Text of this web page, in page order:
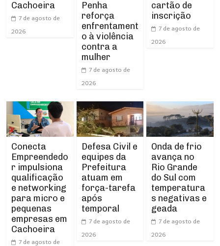
Cachoeira
7 de agosto de
2026
Penha
reforça
enfrentament
o à violência
contra a
mulher
7 de agosto de
2026
cartão de
inscrição
7 de agosto de
2026
Conecta
Empreendedo
r impulsiona
qualificação
e networking
para micro e
pequenas
empresas em
Cachoeira
7 de agosto de
Defesa Civil e
equipes da
Prefeitura
atuam em
força-tarefa
após
temporal
7 de agosto de
2026
Onda de frio
avança no
Rio Grande
do Sul com
temperatura
s negativas e
geada
7 de agosto de
2026